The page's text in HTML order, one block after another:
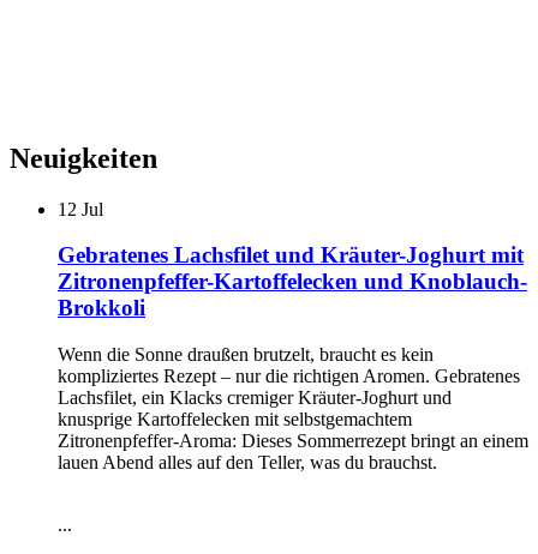
Neuigkeiten
12 Jul
Gebratenes Lachsfilet und Kräuter-Joghurt mit
Zitronenpfeffer-Kartoffelecken und Knoblauch-
Brokkoli
Wenn die Sonne draußen brutzelt, braucht es kein
kompliziertes Rezept – nur die richtigen Aromen. Gebratenes
Lachsfilet, ein Klacks cremiger Kräuter-Joghurt und
knusprige Kartoffelecken mit selbstgemachtem
Zitronenpfeffer-Aroma: Dieses Sommerrezept bringt an einem
lauen Abend alles auf den Teller, was du brauchst.
...